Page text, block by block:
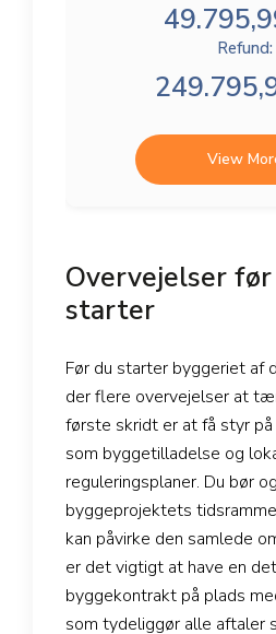
Refund:
View
Overvejelser
starter
Før du starter byggeriet af
der flere overvejelser at
første skridt er at få styr
som byggetilladelse og
reguleringsplaner. Du bør
byggeprojektets
kan påvirke den samlede
er det vigtigt at have en
byggekontrakt på plads
som tydeliggør alle aftaler